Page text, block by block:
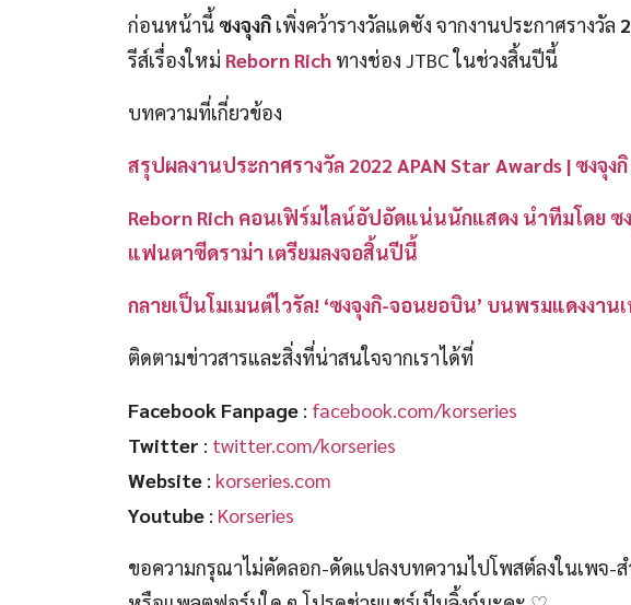
ก่อนหน้านี้ซงจุงกิ เพิ่งคว้ารางวัลแดซัง จากงานประกาศรางวัล
รีส์เรื่องใหม่ Reborn Rich ทางช่อง JTBC ในช่วงสิ้นปีนี้
บทความที่เกี่ยวข้อง
สรุปผลงานประกาศรางวัล 2022 APAN Star Awards | ซงจุง
Reborn Rich คอนเฟิร์มไลน์อัปอัดแน่นนักแสดง นำทีมโดย
แฟนตาซีดราม่า เตรียมลงจอสิ้นปีนี้
กลายเป็นโมเมนต์ไวรัล! ‘ซงจุงกิ-จอนยอบิน’ บนพรมแดงง
ติดตามข่าวสารและสิ่งที่น่าสนใจจากเราได้ที่
Facebook Fanpage : facebook.com/korseries
Twitter : twitter.com/korseries
Website : korseries.com
Youtube : Korseries
ขอความกรุณาไม่คัดลอก-ดัดแปลงบทความไปโพสต์ลงในเพจ-